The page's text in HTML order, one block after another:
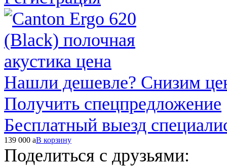
Нашли дешевле? Снизим
Получить спецпредложение
Бесплатный выезд
139 000 aВ корзину
Поделиться с друзьями: